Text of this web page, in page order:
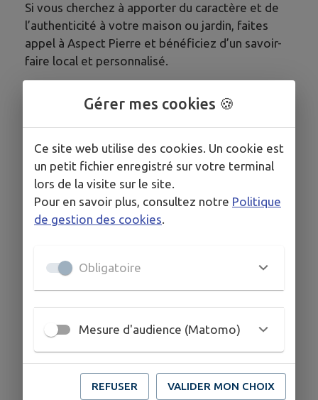
Si vous cherchez à apporter du caractère et de
l’authenticité à votre maison ou jardin, faites
appel à Aspect Pierre et bénéficiez d’un savoir-
faire local et personnalisé.
61 rue Nationale
aspect.pierre@outlook.fr
06.61.52.20.08
Gérer mes cookies 🍪
Ce site web utilise des cookies. Un cookie est
un petit fichier enregistré sur votre terminal
lors de la visite sur le site.
Pour en savoir plus, consultez notre Politique
de gestion des cookies
Obligatoire
Mesure d'audience (Matomo)
REFUSER VALIDER MON CHOIX